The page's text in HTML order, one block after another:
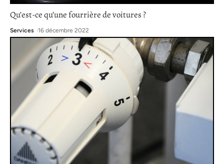
Qu’est-ce qu’une fourrière de voitures ?
Services 16 décembre 2022